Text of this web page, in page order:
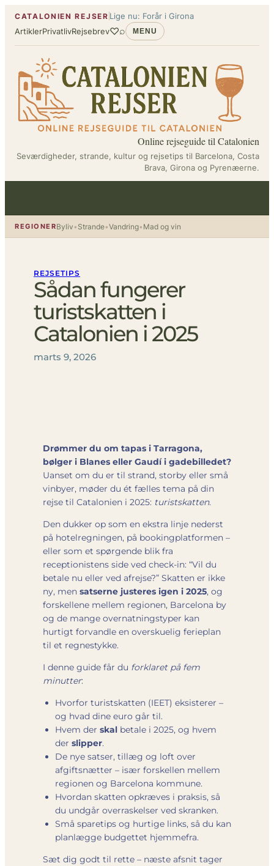
Spring
indhold
CATALONIEN REJSER Lige nu: Forår i Girona
ArtiklerPrivatlivRejsebrev♡⌕ MENU
Online rejseguide til Catalonien
Seværdigheder, strande, kultur og rejsetips til Barcelona, Costa
Brava, Girona og Pyrenæerne.
REGIONERByliv• Strande•Vandring• Mad og vin
REJSETIPS
Sådan fungerer
turistskatten i
Catalonien i 2025
marts 9, 2026
Drømmer du om tapas i Tarragona,
bølger i Blanes eller Gaudí i gadebilledet?
Uanset om du er til strand, storby eller små
vinbyer, møder du ét fælles tema på din
rejse til Catalonien i 2025: turistskatten.
Den dukker op som en ekstra linje nederst
på hotelregningen, på bookingplatformen –
eller som et spørgende blik fra
receptionistens side ved check-in: “Vil du
betale nu eller ved afrejse?” Skatten er ikke
ny, men satserne justeres igen i 2025, og
forskellene mellem regionen, Barcelona by
og de mange overnatningstyper kan
hurtigt forvandle en overskuelig ferieplan
til et regnestykke.
I denne guide får du forklaret på fem
minutter:
Hvorfor turistskatten (IEET) eksisterer –
og hvad dine euro går til.
Hvem der skal betale i 2025, og hvem
der slipper.
De nye satser, tillæg og loft over
afgiftsnætter – især forskellen mellem
regionen og Barcelona kommune.
Hvordan skatten opkræves i praksis, så
du undgår overraskelser ved skranken.
Små sparetips og hurtige links, så du kan
planlægge budgettet hjemmefra.
Sæt dig godt til rette – næste afsnit tager